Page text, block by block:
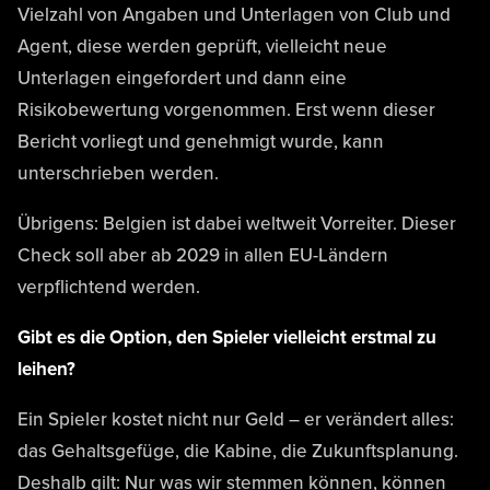
Vielzahl von Angaben und Unterlagen von Club und
Agent, diese werden geprüft, vielleicht neue
Unterlagen eingefordert und dann eine
Risikobewertung vorgenommen. Erst wenn dieser
Bericht vorliegt und genehmigt wurde, kann
unterschrieben werden.
Übrigens: Belgien ist dabei weltweit Vorreiter. Dieser
Check soll aber ab 2029 in allen EU-Ländern
verpflichtend werden.
Gibt es die Option, den Spieler vielleicht erstmal zu
leihen?
Ein Spieler kostet nicht nur Geld – er verändert alles:
das Gehaltsgefüge, die Kabine, die Zukunftsplanung.
Deshalb gilt: Nur was wir stemmen können, können